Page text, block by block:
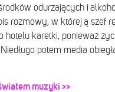
odurzających i
rozmowy, w której ą szef
hotelu karetki, ponieważ
potem media
muzyki >>